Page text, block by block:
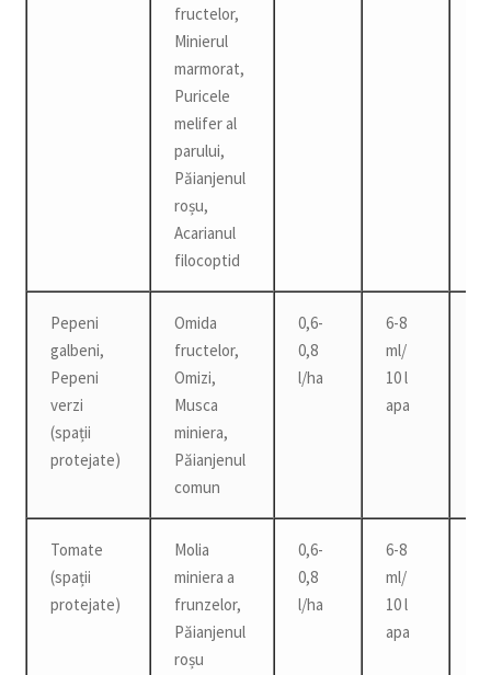
fructelor,
Minierul
marmorat,
Puricele
melifer al
parului,
Păianjenul
roșu,
Acarianul
filocoptid
Pepeni
galbeni,
Pepeni
verzi
(spații
protejate)
Omida
fructelor,
Omizi,
Musca
miniera,
Păianjenul
comun
0,6-
0,8
l/ha
6-8
ml/
10 l
apa
Tomate
(spații
protejate)
Molia
miniera a
frunzelor,
Păianjenul
roșu
0,6-
0,8
l/ha
6-8
ml/
10 l
apa